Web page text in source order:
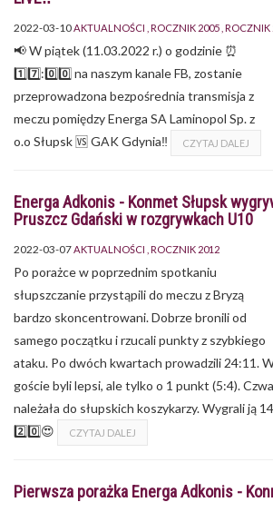
2022-03-10 AKTUALNOŚCI ROCZNIK 2005 ROCZNIK
📢 W piątek (11.03.2022 r.) o godzinie ⏰
1️⃣7️⃣:0️⃣0️⃣ na naszym kanale FB, zostanie
przeprowadzona bezpośrednia transmisja z
meczu pomiędzy Energa SA Laminopol Sp. z
o.o Słupsk 🆚 GAK Gdynia‼
CZYTAJ DALEJ
Energa Adkonis - Konmet Słupsk
Pruszcz Gdański w rozgrywkach U10
2022-03-07 AKTUALNOŚCI ROCZNIK 2012
Po porażce w poprzednim spotkaniu
słupszczanie przystąpili do meczu z Bryzą
bardzo skoncentrowani. Dobrze bronili od
samego początku i rzucali punkty z szybkiego
ataku. Po dwóch kwartach prowadzili 24:11.
goście byli lepsi, ale tylko o 1 punkt (5:4).
należała do słupskich koszykarzy. Wygrali ją
2️⃣0️⃣😍
CZYTAJ DALEJ
Pierwsza porażka Energa Adkonis -